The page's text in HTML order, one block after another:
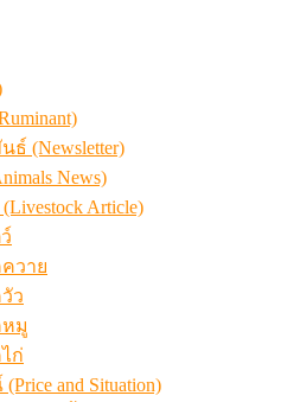
(Newsletter)
News)
Article)
วาย
ว
มู
ก่
and Situation)